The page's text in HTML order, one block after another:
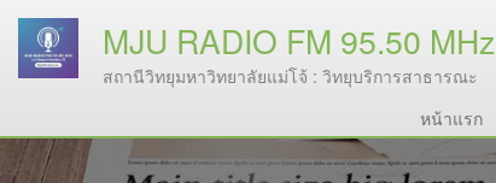
MJU RADIO FM 95.50 MHz
สถานีวิทยุมหาวิทยาลัยแม่โจ้ : วิทยุบริการสาธารณะ
หน้าแรก